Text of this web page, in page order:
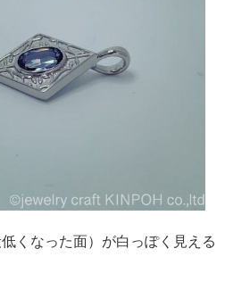
くなった面）が白っぽく見える